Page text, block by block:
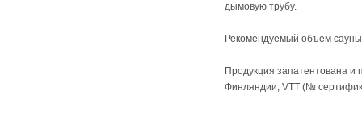
дымовую трубу.
Рекомендуемый объем сауны
Продукция запатентована и
Финляндии, VTT (№